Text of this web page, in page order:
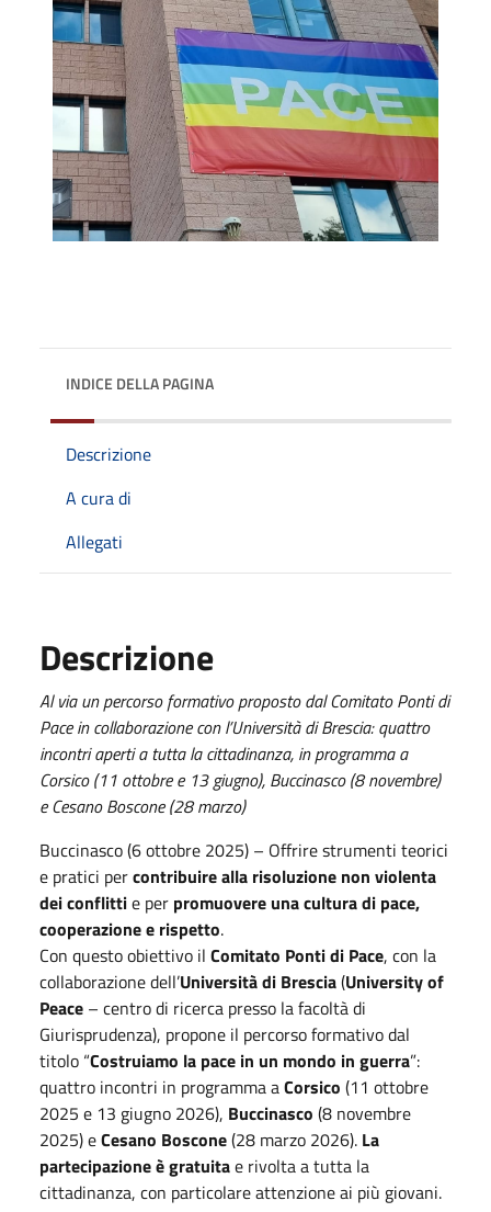
INDICE DELLA PAGINA
Descrizione
A cura di
Allegati
Descrizione
Al via un percorso formativo proposto dal Comitato Ponti di
Pace in collaborazione con l’Università di Brescia: quattro
incontri aperti a tutta la cittadinanza, in programma a
Corsico (11 ottobre e 13 giugno), Buccinasco (8 novembre)
e Cesano Boscone (28 marzo)
Buccinasco (6 ottobre 2025) – Offrire strumenti teorici
e pratici percontribuire alla risoluzione non violenta
dei conflittie per promuovere una cultura di pace,
cooperazione e rispetto.
Con questo obiettivo il Comitato Ponti di Pace, con la
collaborazione dell’Università di Brescia(University of
Peace – centro di ricerca presso la facoltà di
Giurisprudenza), propone il percorso formativo dal
titolo “Costruiamo la pace in un mondo in guerra”:
quattro incontri in programma aCorsico (11 ottobre
2025 e 13 giugno 2026), Buccinasco (8 novembre
2025) eCesano Boscone(28 marzo 2026). La
partecipazione è gratuitae rivolta a tutta la
cittadinanza, con particolare attenzione ai più giovani.